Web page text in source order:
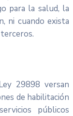
para la salud, la
ni cuando exista
29898 versan
de habilitación
públicos